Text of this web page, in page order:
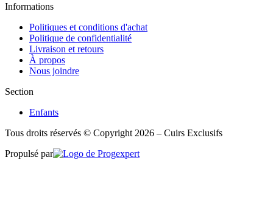
Informations
Politiques et conditions d'achat
Politique de confidentialité
Livraison et retours
À propos
Nous joindre
Section
Enfants
Tous droits réservés © Copyright 2026 – Cuirs Exclusifs
Propulsé par